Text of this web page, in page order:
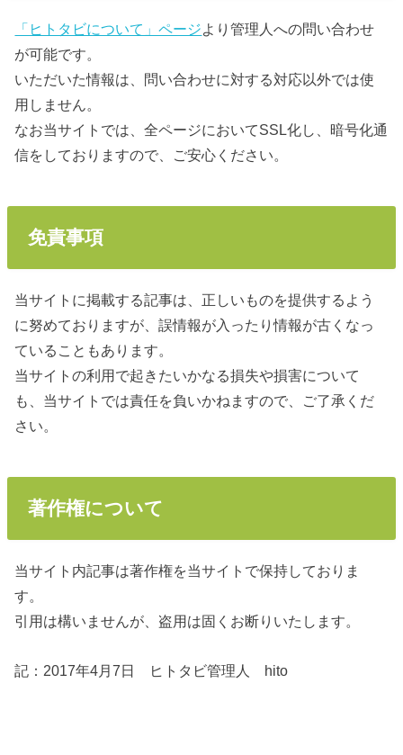
「ヒトタビについて」ページより管理人への問い合わせ
が可能です。
いただいた情報は、問い合わせに対する対応以外では使
用しません。
なお当サイトでは、全ページにおいてSSL化し、暗号化通
信をしておりますので、ご安心ください。
免責事項
当サイトに掲載する記事は、正しいものを提供するよう
に努めておりますが、誤情報が入ったり情報が古くなっ
ていることもあります。
当サイトの利用で起きたいかなる損失や損害について
も、当サイトでは責任を負いかねますので、ご了承くだ
さい。
著作権について
当サイト内記事は著作権を当サイトで保持しておりま
す。
引用は構いませんが、盗用は固くお断りいたします。
記：2017年4月7日 ヒトタビ管理人 hito